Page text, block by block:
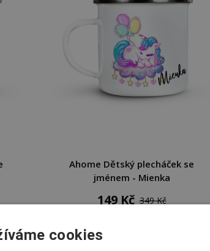
Ahome Dětský plecháček se
jménem - Mienka
149 Kč 349 Kč
cookies